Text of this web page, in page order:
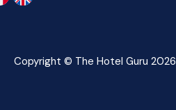
Copyright © The Hotel Guru 2026